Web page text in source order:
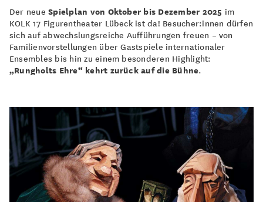
Der neueSpielplan von Oktober bis Dezember 2025 im
KOLK 17 Figurentheater Lübeck ist da! Besucher:innen dürfen
sich auf abwechslungsreiche Aufführungen freuen – von
Familienvorstellungen über Gastspiele internationaler
Ensembles bis hin zu einem besonderen Highlight:
„Rungholts Ehre“ kehrt zurück auf die Bühne.